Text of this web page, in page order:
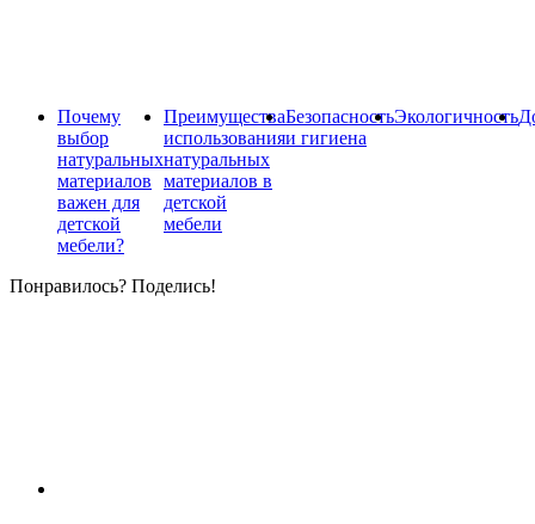
Почему
выбор
натуральных
материалов
важен для
детской
мебели?
Преимущества
использования
натуральных
материалов в
детской
мебели
Безопасность
и гигиена
Экологичность
Понравилось? Поделись!